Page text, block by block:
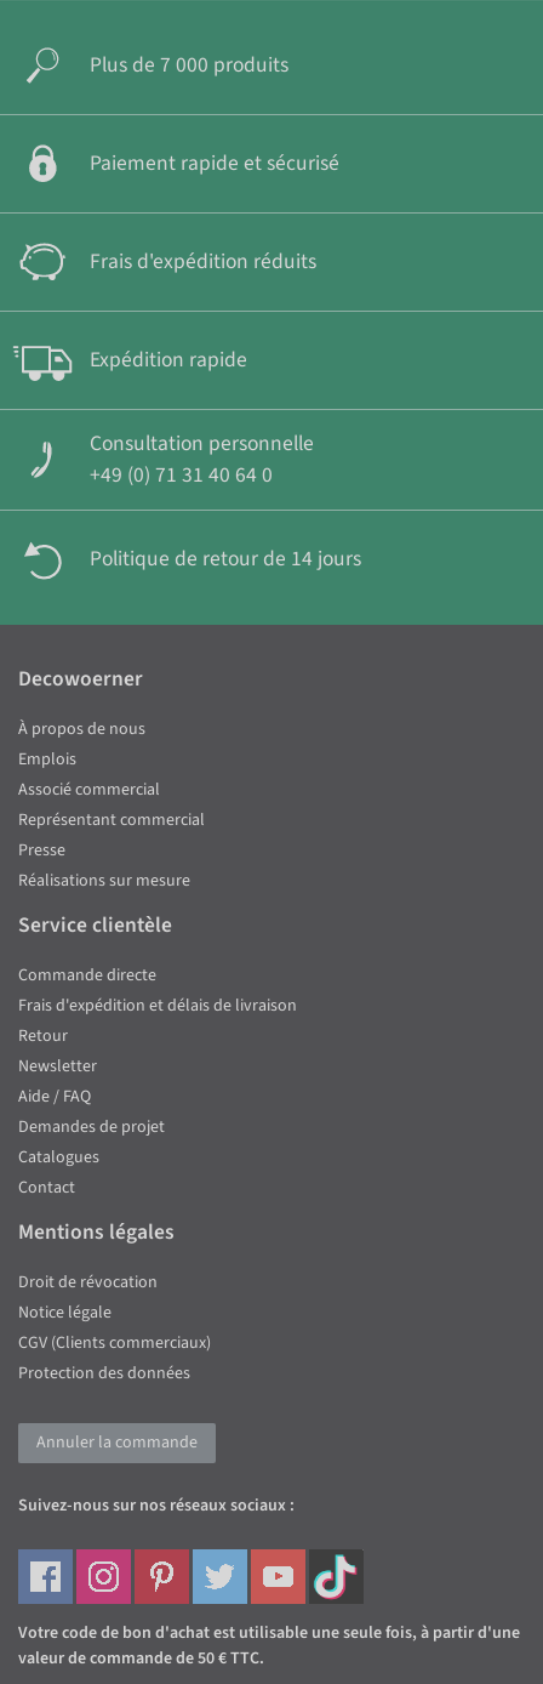
Plus de 7 000 produits
Paiement rapide et sécurisé
Frais d'expédition réduits
Expédition rapide
Consultation personnelle
+49 (0) 71 31 40 64 0
Politique de retour de 14 jours
Decowoerner
À propos de nous
Emplois
Associé commercial
Représentant commercial
Presse
Réalisations sur mesure
Service clientèle
Commande directe
Frais d'expédition et délais de livraison
Retour
Newsletter
Aide / FAQ
Demandes de projet
Catalogues
Contact
Mentions légales
Droit de révocation
Notice légale
CGV (Clients commerciaux)
Protection des données
Annuler la commande
Suivez-nous sur nos réseaux sociaux :
Votre code de bon d'achat est utilisable une seule fois, à partir d'une
valeur de commande de 50 € TTC.